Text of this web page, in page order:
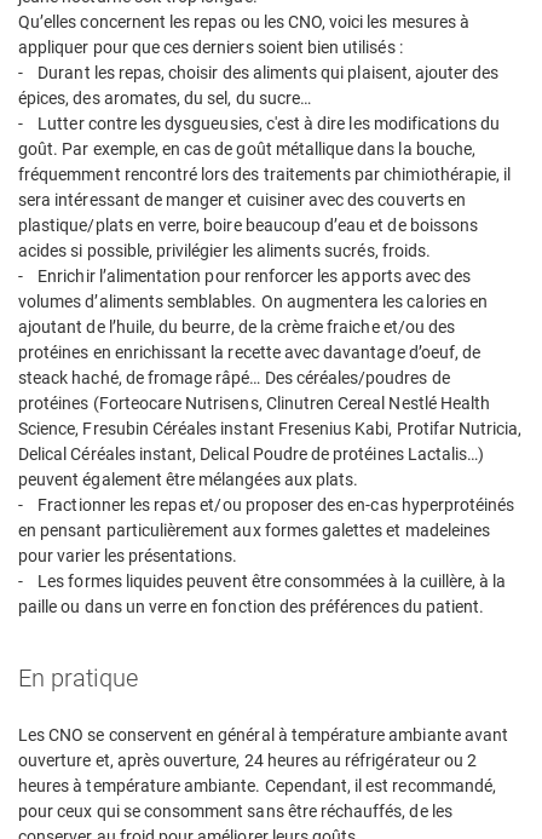
Qu’elles concernent les repas ou les CNO, voici les mesures à
appliquer pour que ces derniers soient bien utilisés :
- Durant les repas, choisir des aliments qui plaisent, ajouter des
épices, des aromates, du sel, du sucre…
- Lutter contre les dysgueusies, c'est à dire les modifications du
goût. Par exemple, en cas de goût métallique dans la bouche,
fréquemment rencontré lors des traitements par chimiothérapie, il
sera intéressant de manger et cuisiner avec des couverts en
plastique/plats en verre, boire beaucoup d’eau et de boissons
acides si possible, privilégier les aliments sucrés, froids.
- Enrichir l’alimentation pour renforcer les apports avec des
volumes d’aliments semblables. On augmentera les calories en
ajoutant de l’huile, du beurre, de la crème fraiche et/ou des
protéines en enrichissant la recette avec davantage d’oeuf, de
steack haché, de fromage râpé… Des céréales/poudres de
protéines (Forteocare Nutrisens, Clinutren Cereal Nestlé Health
Science, Fresubin Céréales instant Fresenius Kabi, Protifar Nutricia,
Delical Céréales instant, Delical Poudre de protéines Lactalis…)
peuvent également être mélangées aux plats.
- Fractionner les repas et/ou proposer des en-cas hyperprotéinés
en pensant particulièrement aux formes galettes et madeleines
pour varier les présentations.
- Les formes liquides peuvent être consommées à la cuillère, à la
paille ou dans un verre en fonction des préférences du patient.
En pratique
Les CNO se conservent en général à température ambiante avant
ouverture et, après ouverture, 24 heures au réfrigérateur ou 2
heures à température ambiante. Cependant, il est recommandé,
pour ceux qui se consomment sans être réchauffés, de les